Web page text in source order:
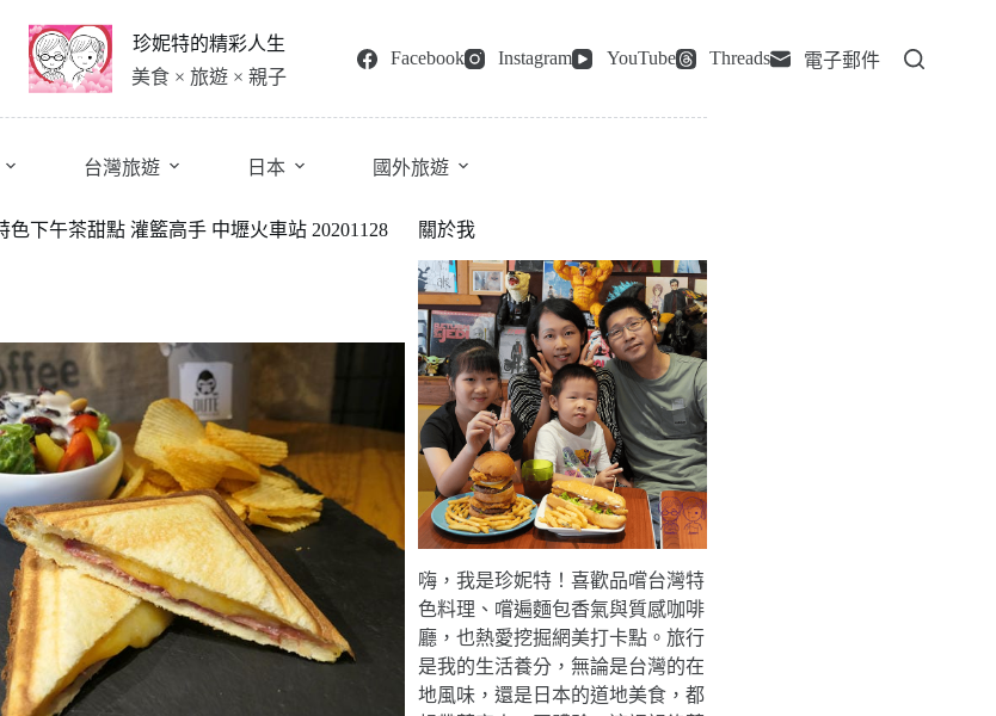
珍妮特的精彩人生
美食 × 旅遊 × 親子
Facebook Instagram YouTube Threads 電子郵件
台灣旅遊 日本 國外旅遊
下午茶甜點 灌籃高手 中壢火車站 20201128 關於我
嗨，我是珍妮特！喜歡品嚐台灣特
色料理、嚐遍麵包香氣與質感咖啡
廳，也熱愛挖掘網美打卡點。旅行
是我的生活養分，無論是台灣的在
地風味，還是日本的道地美食，都